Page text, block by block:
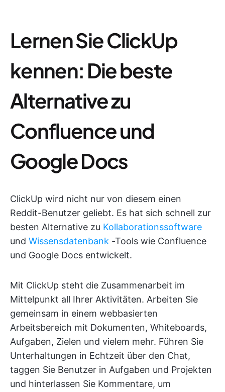
Lernen Sie ClickUp
kennen: Die beste
Alternative zu
Confluence und
Google Docs
ClickUp wird nicht nur von diesem einen
Reddit-Benutzer geliebt. Es hat sich schnell zur
besten Alternative zu Kollaborationssoftware
und Wissensdatenbank -Tools wie Confluence
und Google Docs entwickelt.
Mit ClickUp steht die Zusammenarbeit im
Mittelpunkt all Ihrer Aktivitäten. Arbeiten Sie
gemeinsam in einem webbasierten
Arbeitsbereich mit Dokumenten, Whiteboards,
Aufgaben, Zielen und vielem mehr. Führen Sie
Unterhaltungen in Echtzeit über den Chat,
taggen Sie Benutzer in Aufgaben und Projekten
und hinterlassen Sie Kommentare, um